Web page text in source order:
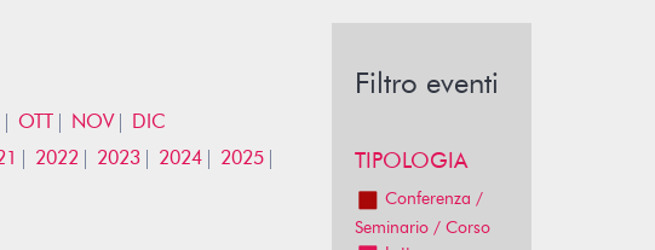
OTT NOV
DIC
2022 2023 2024
2025
Filtro eventi
TIPOLOGIA
Conferenza /
Seminario / Corso